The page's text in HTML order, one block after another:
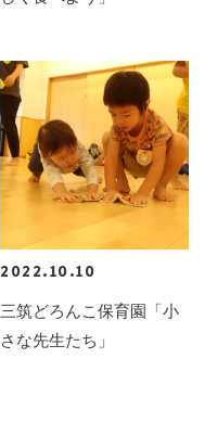
2022.10.10
三筑どろんこ保育園「小
さな先生たち」